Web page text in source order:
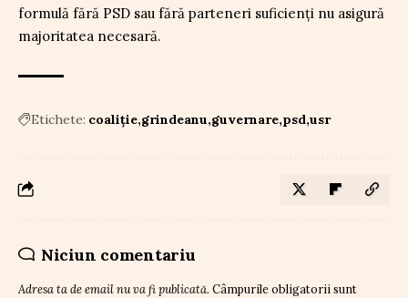
formulă fără PSD sau fără parteneri suficienți nu asigură
majoritatea necesară.
Etichete: coaliție grindeanu guvernare psd usr
Niciun comentariu
Adresa ta de email nu va fi publicată. Câmpurile obligatorii sunt